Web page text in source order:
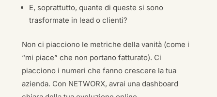
E, soprattutto, quante di queste si sono
trasformate in lead o clienti?
Non ci piacciono le metriche della vanità (come i
“mi piace” che non portano fatturato). Ci
piacciono i numeri che fanno crescere la tua
azienda. Con NETWORX, avrai una dashboard